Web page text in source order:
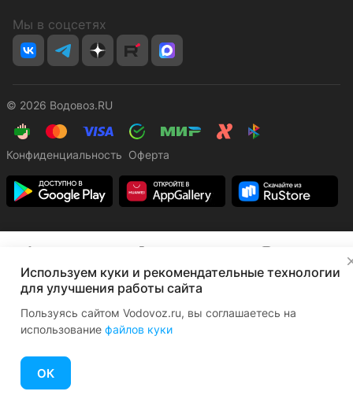
Мы в соцсетях
© 2026 Водовоз.RU
Конфиденциальность Оферта
Главная
Используем куки и рекомендательные технологии
для улучшения работы сайта
Пользуясь сайтом Vodovoz.ru, вы соглашаетесь на
использование файлов куки
ОК